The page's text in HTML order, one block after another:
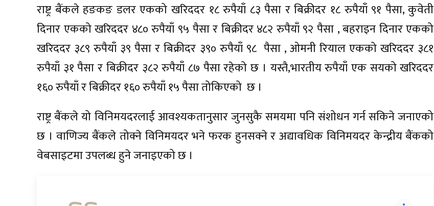
राष्ट्र बैंकले हङकङ डलर एकको खरिददर १८ रुपैयाँ ८३ पैसा र बिक्रीदर १८ रुपैयाँ ९१ पैसा, कुवेती
दिनार एकको खरिददर ४८० रुपैयाँ ९५ पैसा र बिक्रीदर ४८२ रुपैयाँ ९२ पैसा , बहराइन दिनार एकको
खरिददर ३८९ रुपैयाँ ३९ पैसा र बिक्रीदर ३९० रुपैयाँ ९८ पैसा , ओमनी रियाल एकको खरिददर ३८१
रुपैयाँ ३१ पैसा र बिक्रीदर ३८२ रुपैयाँ ८७ पैसा रहेको छ । यस्तै,भारतीय रुपैयाँ एक सयको खरिददर
१६० रुपैयाँ र बिक्रीदर १६० रुपैयाँ १५ पैसा तोकिएको छ ।
राष्ट्र बैंकले यो विनिमयदरलाई आवश्यकतानुसार जुनसुकै समयमा पनि संशोधन गर्न सकिने जनाएको
छ । वाणिज्य बैंकले तोक्ने विनिमयदर भने फरक हुनसक्ने र अद्यावधिक विनिमयदर केन्द्रीय बैंकको
वेबसाइटमा उपलब्ध हुने जनाइएको छ ।